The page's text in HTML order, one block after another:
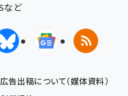
など
クス)BlueskyGoogleニュ
RSS
広告出稿について（媒体資料）